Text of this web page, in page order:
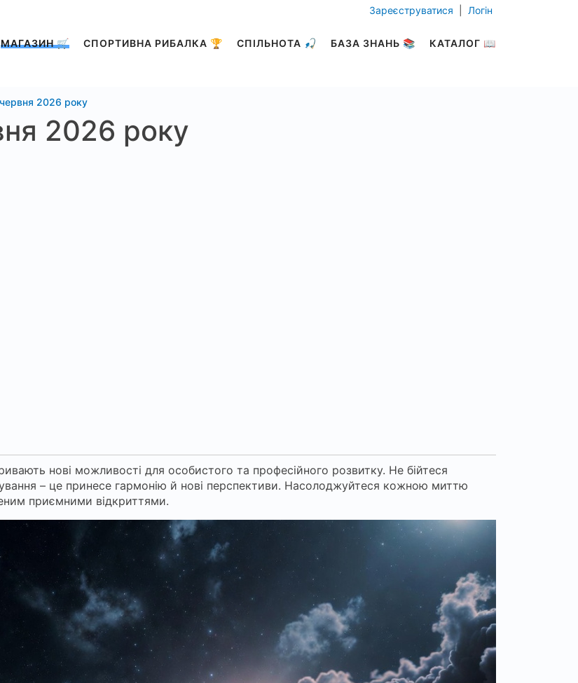
МАГАЗИН 🛒 СПОРТИВНА РИБАЛКА 🏆 СПІЛЬНОТА 🎣 БАЗА ЗНАНЬ 📚 КАТАЛОГ 📖
Зареєструватися Логін
2026 року
2026 року
нові можливості для особистого та професійного розвитку. Не бійтеся
– це принесе гармонію й нові перспективи. Насолоджуйтеся кожною миттю
приємними відкриттями.